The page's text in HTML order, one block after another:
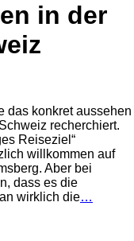
in der
das konkret aussehen
recherchiert.
Reiseziel“
willkommen auf
Aber bei
dass es die
wirklich die…